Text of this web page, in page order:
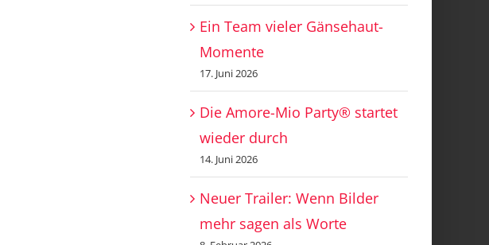
Ein Team vieler Gänsehaut-
Momente
17. Juni 2026
Die Amore-Mio Party® startet
wieder durch
14. Juni 2026
Neuer Trailer: Wenn Bilder
mehr sagen als Worte